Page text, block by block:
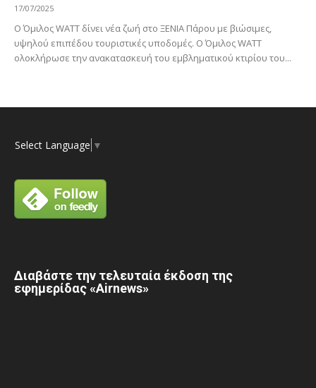
17/07/2025
Ο Όμιλος WATT δίνει νέα ζωή στο ΞΕΝΙΑ Πάρου με βιώσιμες,
υψηλού επιπέδου τουριστικές υποδομές. Ο Όμιλος WATT
ολοκλήρωσε την ανακατασκευή του εμβληματικού κτιρίου του...
Select Language ▼
Διαβάστε την τελευταία έκδοση της
εφημερίδας «Airnews»